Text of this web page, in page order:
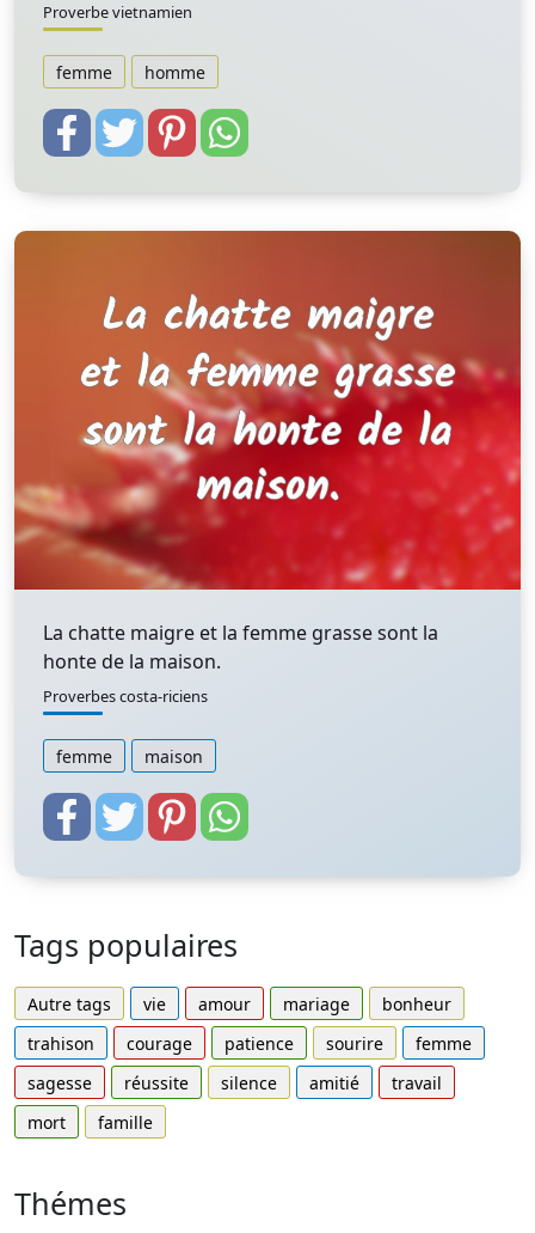
Proverbe vietnamien
femme homme
La chatte maigre et la femme grasse sont la
honte de la maison.
Proverbes costa-riciens
femme maison
Tags populaires
Autre tags vie amour mariage
bonheur
trahison
courage patience sourire
femme
sagesse
réussite silence amitié
travail
mort
famille
Thémes